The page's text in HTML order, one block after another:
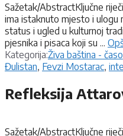
Sažetak/AbstractKljučne
ima istaknuto mjesto i ulogu
status i ugled u kulturnoj
pjesnika i pisaca koji su ...
Kategorija:Kategorije
Živa baština -
Đulistan, Fevzi Mostarac,
Refleksija
Sažetak/AbstractKljučne